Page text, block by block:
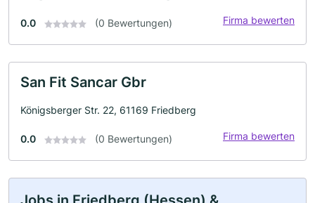
0.0 (0 Bewertungen) Firma bewerten
San Fit Sancar Gbr
Königsberger Str. 22, 61169 Friedberg
0.0 (0 Bewertungen) Firma bewerten